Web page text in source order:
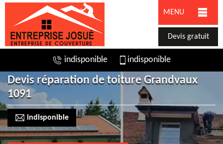
MENU
Devis gratuit
indisponible indisponible
Devis réparation de toiture Grandvaux
1091
indisponible